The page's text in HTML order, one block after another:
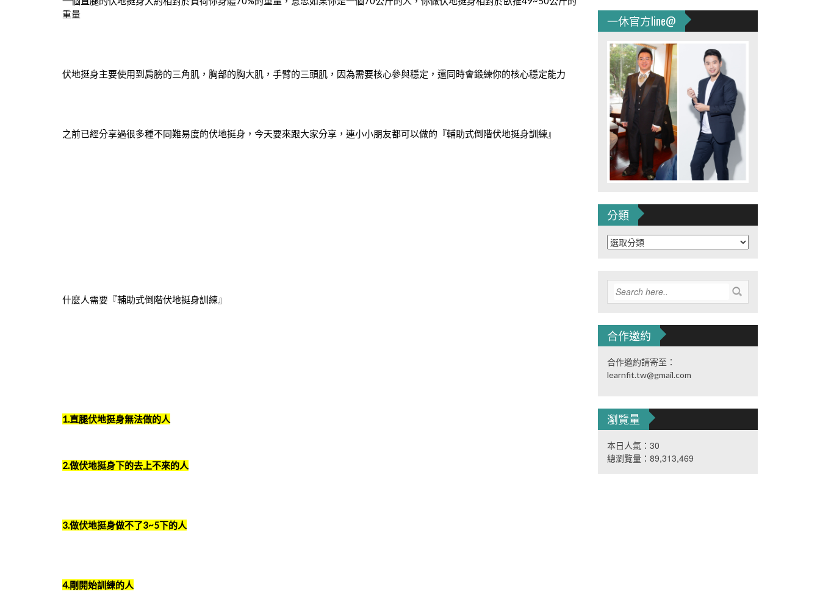
重量
伏地挺身主要使用到肩膀的三角肌，胸部的胸大肌，手臂的三頭肌，因為需要核心參與穩定，還同時會鍛練你的核心穩定能力
之前已經分享過很多種不同難易度的伏地挺身，今天要來跟大家分享，連小小朋友都可以做的『輔助式倒階伏地挺身訓練』
什麼人需要『輔助式倒階伏地挺身訓練』
1.直腿伏地挺身無法做的人
2.做伏地挺身下的去上不來的人
3.做伏地挺身做不了3~5下的人
4.剛開始訓練的人
一休官方line@
分類
分
類
合作邀約
合作邀約請寄至：
learnfit.tw@gmail.com
瀏覽量
本日人氣：30
總瀏覽量：89,313,469